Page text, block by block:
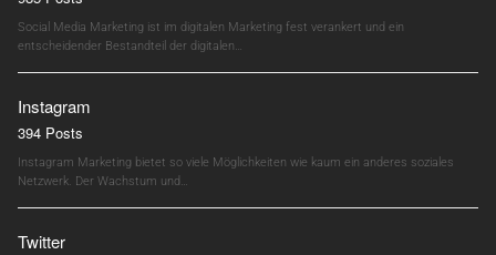
Social Media Marketing ist im digitalen Marketing fest verankert und ein
entscheidender Bestandteil der digitalen…
Instagram
394 Posts
Instagram Marketing bietet so viele Möglichkeiten wie kaum ein anderes soziales
Netzwerk. Der Wachstum und…
Twitter